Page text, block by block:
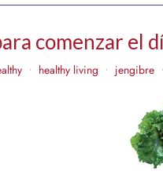
comenzar el
• healthy living • jengibre •